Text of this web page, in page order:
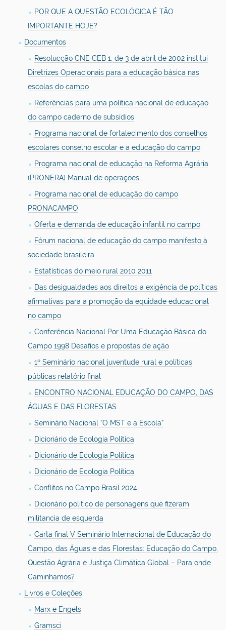
POR QUE A QUESTÃO ECOLÓGICA É TÃO
IMPORTANTE HOJE?
Documentos
Resolucção CNE CEB 1, de 3 de abril de 2002 institui
Diretrizes Operacionais para a educação básica nas
escolas do campo
Referências para uma política nacional de educação
do campo caderno de subsídios
Programa nacional de fortalecimento dos conselhos
escolares conselho escolar e a educação do campo
Programa nacional de educação na Reforma Agrária
(PRONERA) Manual de operações
Programa nacional de educação do campo
PRONACAMPO
Oferta e demanda de educação infantil no campo
Fórum nacional de educação do campo manifesto à
sociedade brasileira
Estatísticas do meio rural 2010 2011
Das desigualdades aos direitos a exigência de políticas
afirmativas para a promoção da equidade educacional
no campo
Conferência Nacional Por Uma Educação Básica do
Campo 1998 Desafios e propostas de ação
1º Seminário nacional juventude rural e políticas
públicas relatório final
ENCONTRO NACIONAL EDUCAÇÃO DO CAMPO, DAS
ÁGUAS E DAS FLORESTAS
Seminário Nacional “O MST e a Escola”
Dicionário de Ecologia Política
Dicionário de Ecologia Política
Dicionário de Ecologia Política
Conflitos no Campo Brasil 2024
Dicionário politico de personagens que fizeram
militancia de esquerda
Carta final V Seminário Internacional de Educação do
Campo, das Águas e das Florestas: Educação do Campo,
Questão Agrária e Justiça Climática Global – Para onde
Caminhamos?
Livros e Coleções
Marx e Engels
Gramsci